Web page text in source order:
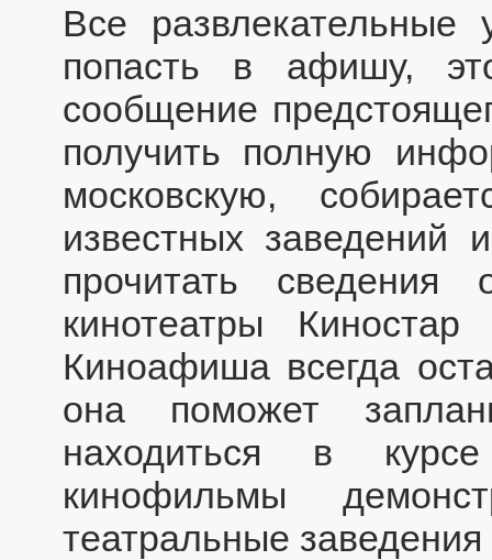
Все развлекательные
попасть в афишу,
сообщение
получить полную
московскую,
известных
прочитать сведения
кинотеатры
Киноафиша всегда
она поможет
находиться в
кинофильмы
театральные